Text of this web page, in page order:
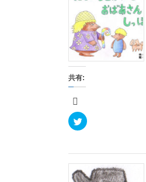
共有:
ク
リ
て
T
i